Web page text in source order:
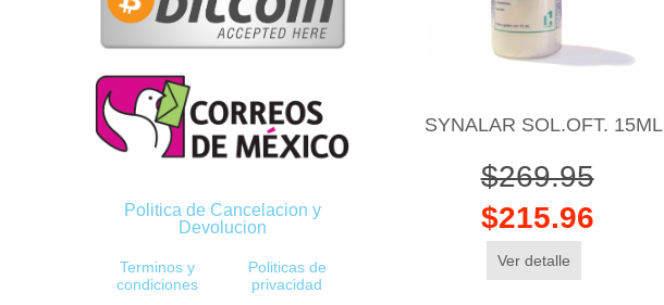
Politica de Cancelacion y
Devolucion
Terminos y
condiciones
Politicas de
privacidad
SYNALAR SOL.OFT. 15ML
$269.95
$215.96
Ver detalle